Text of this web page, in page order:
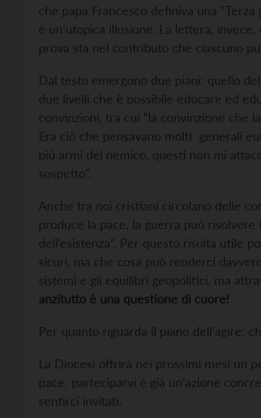
che papa Francesco definiva una
è un’utopica illusione. La lettera,
prova sta nel contributo che ciascuno
Dal testo emergono due piani: quello
due livelli che è possibile educare ed
convinzioni, tra cui “la convinzione che
Era ciò che pensavano molti generali
più armi del nemico, questi non mi
sospetto”.
Anche tra noi cristiani circolano delle
produce la pace, la guerra può
dell’esistenza”. Per questo risulta utile
sicuri, ma che cosa può renderci
sistemi e gli equilibri geopolitici, ma
anzitutto è una questione di cuore!
Per quanto riguarda il piano dell’agire:
La Diocesi offrirà nei prossimi mesi un
pace: parteciparvi è già un’azione
sentirci invitati.